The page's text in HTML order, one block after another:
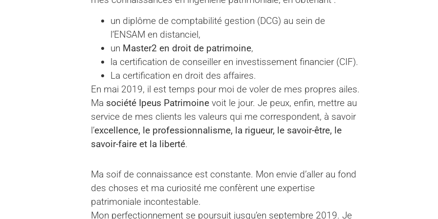
un diplôme de comptabilité gestion (DCG) au sein de
l’ENSAM en distanciel,
un Master2 en droit de patrimoine,
la certification de conseiller en investissement financier (CIF).
La certification en droit des affaires.
En mai 2019, il est temps pour moi de voler de mes propres ailes.
Ma société Ipeus Patrimoinevoit le jour. Je peux, enfin, mettre au
service de mes clients les valeurs qui me correspondent, à savoir
l’excellence, le professionnalisme, la rigueur, le savoir-être, le
savoir-faire et la liberté.
Ma soif de connaissance est constante. Mon envie d’aller au fond
des choses et ma curiosité me confèrent une expertise
patrimoniale incontestable.
Mon perfectionnement se poursuit jusqu’en septembre 2019. Je